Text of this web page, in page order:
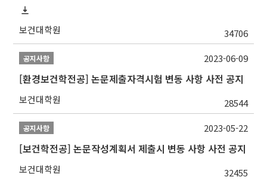
보건대학원 34706
공지사항
[환경보건학전공] 논문제출자격시험 변동 사항 사전 공지
보건대학원 28544
2023-06-09
공지사항
[보건학전공] 논문작성계획서 제출시 변동 사항 사전 공지
보건대학원 32455
2023-05-22